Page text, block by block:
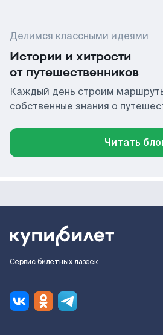
Делимся классными идеями
Истории и хитрости
от путешественников
Каждый день строим
собственные знания о
Читать
Сервис билетных лазеек